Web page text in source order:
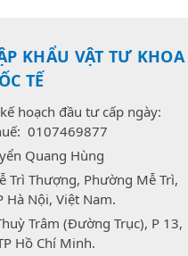
KHẨU VẬT TƯ KHOA
TẾ
hoạch đầu tư cấp ngày:
0107469877
Quang Hùng
Trì Thượng, Phường Mễ Trì,
Hà Nội, Việt Nam.
Trâm (Đường Trục), P 13,
Hồ Chí Minh.